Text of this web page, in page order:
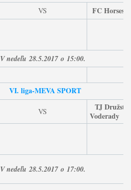
VS FC Horses
V nedeľu28.5.2017o 15:00.
VI. liga-MEVA SPORT
VS
TJ
Voderady
V nedeľu28.5.2017o 17:00.